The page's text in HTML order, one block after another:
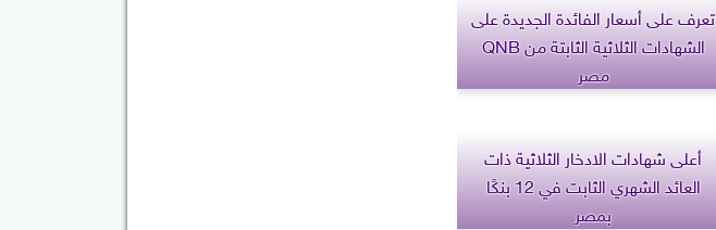
تعرف على أسعار الفائدة الجديدة على
الشهادات الثلاثية الثابتة من QNB
مصر
أعلى شهادات الادخار الثلاثية ذات
العائد الشهري الثابت في 12 بنكًا
بمصر